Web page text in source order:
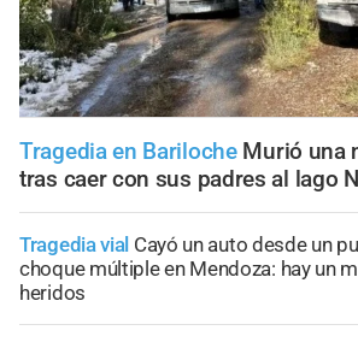
Tragedia en Bariloche Murió una
tras caer con sus padres al lago
Tragedia vial Cayó un auto desde un
choque múltiple en Mendoza: hay un
heridos